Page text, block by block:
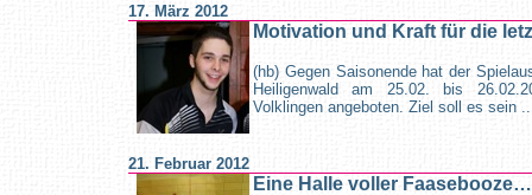
17. März 2012
Motivation und Kraft für die
(hb) Gegen Saisonende hat der
Heiligenwald am 25.02. bis
Volklingen angeboten. Ziel soll es sein
21. Februar 2012
Eine Halle voller Faasebooze…